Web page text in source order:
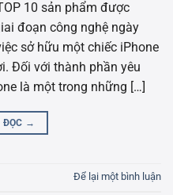
10 sản phẩm được
đoạn công nghệ ngày
sở hữu một chiếc iPhone
Đối với thành phần yêu
là một trong những […]
ĐỌC →
Để lại một bình luận